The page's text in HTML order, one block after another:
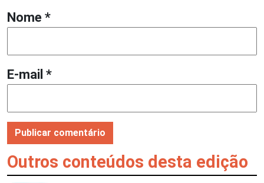
Nome *
E-mail *
Outros conteúdos desta edição